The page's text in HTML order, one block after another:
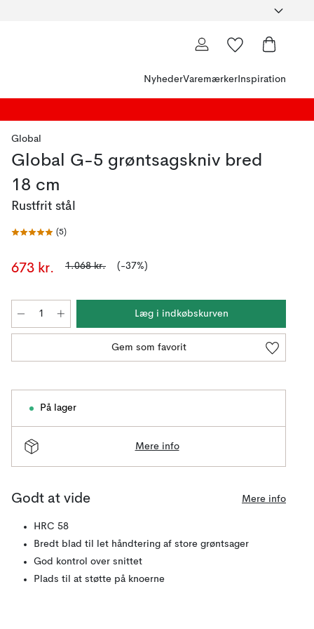
NyhederVaremærker Inspiration
Global
Global G-5 grøntsagskniv bred
18 cm
Rustfrit stål
(5)
673 kr. 1.068 kr. (-37%)
Læg i indkøbskurven
Gem som favorit
På lager
Mere info
Godt at vide Mere info
HRC 58
Bredt blad til let håndtering af store grøntsager
God kontrol over snittet
Plads til at støtte på knoerne